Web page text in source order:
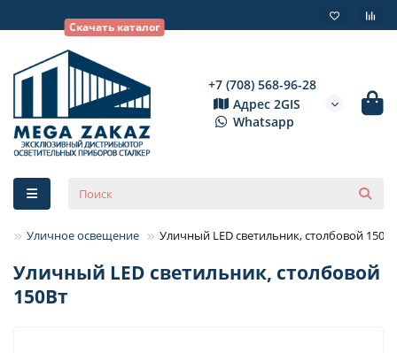
+7 (708) 568-96-28
Адрес 2GIS
Whatsapp
Скачать каталог
Уличное освещение Уличный LED светильник, столбовой 150Вт
Уличный LED светильник, столбовой
150Вт